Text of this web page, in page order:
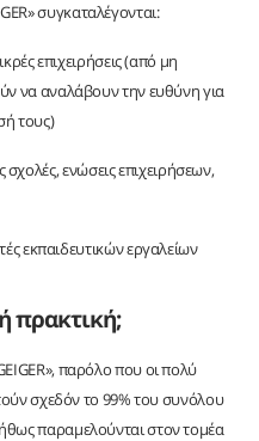
συγκαταλέγονται:
επιχειρήσεις (από μη
να αναλάβουν την ευθύνη για
τους)
σχολές, ενώσεις επιχειρήσεων,
εκπαιδευτικών εργαλείων
πρακτική;
παρόλο που οι πολύ
σχεδόν το 99% του συνόλου
παραμελούνται στον τομέα